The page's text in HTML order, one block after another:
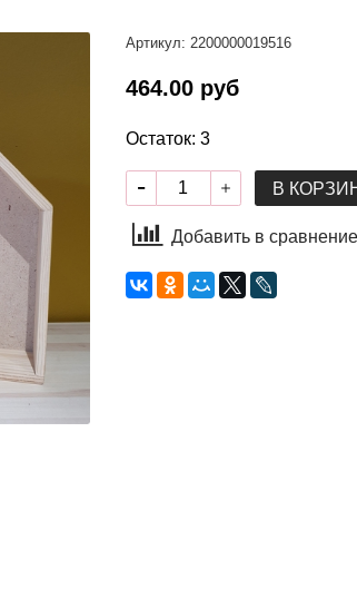
Артикул: 2200000019516
464.00 руб
Остаток: 3
В
Добавить в сравнение